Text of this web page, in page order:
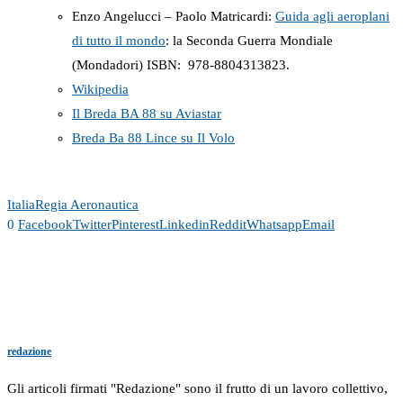
Enzo Angelucci – Paolo Matricardi: Guida agli aeroplani
di tutto il mondo: la Seconda Guerra Mondiale
(Mondadori) ISBN: ‎ 978-8804313823.
Wikipedia
Il Breda BA 88 su Aviastar
Breda Ba 88 Lince su Il Volo
ItaliaRegia Aeronautica
0 FacebookTwitterPinterestLinkedinRedditWhatsappEmail
redazione
Gli articoli firmati "Redazione" sono il frutto di un lavoro collettivo,